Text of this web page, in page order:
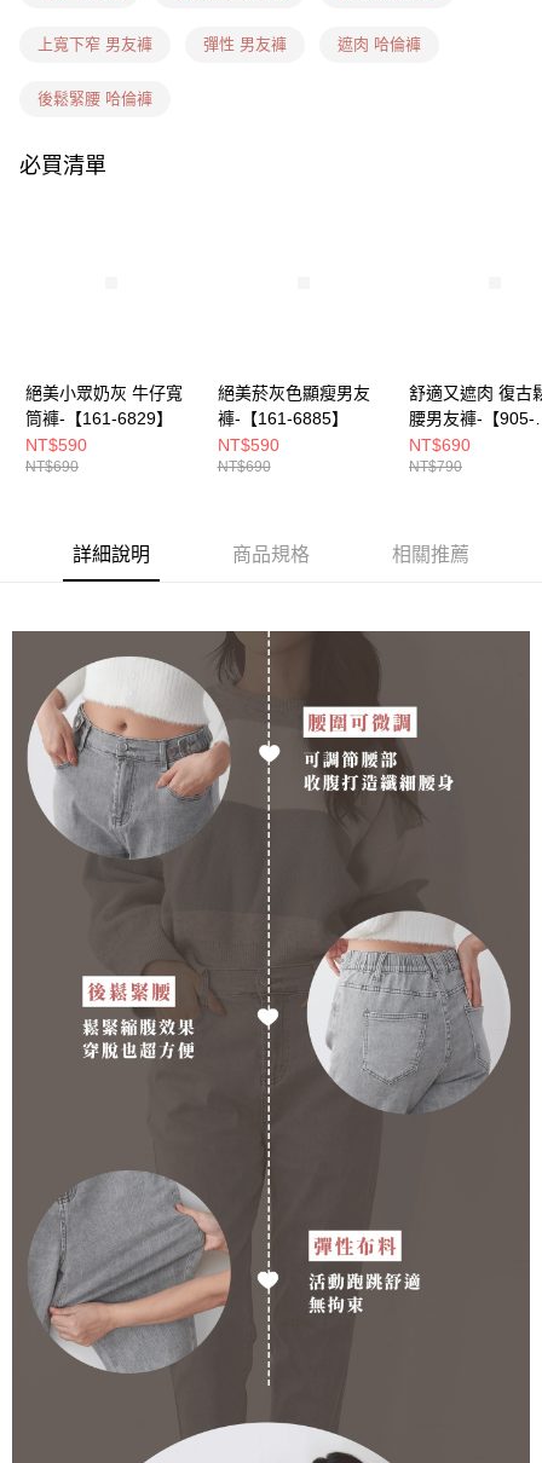
新竹物流(信用卡、多元支付)
每筆NT$100，滿NT$1,899(含以上)免運費
每筆NT$100，滿NT$1,899(含以上)免運費
上寬下窄 男友褲 彈性 男友褲 遮肉 哈倫褲
後鬆緊腰 哈倫褲
必買清單
絕美小眾奶灰 牛仔寬
筒褲-【161-6829】
NT$590
NT$690
絕美菸灰色顯瘦男友
褲-【161-6885】
NT$590
NT$690
舒適又遮肉 復古
腰男友褲-【905-
5011】
NT$690
NT$790
詳細說明 商品規格 相關推薦